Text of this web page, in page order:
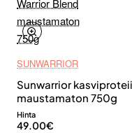
SUNWARRIOR
Sunwarrior
maustamaton 750g
Hinta
49.00€